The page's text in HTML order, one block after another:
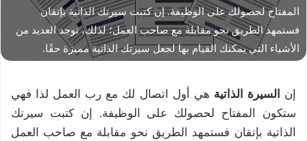
المفتاح لحصولك على الوظيفة. إن كتبت سيرتك الذاتية بإتقان
فستمهد الطريق نحو مقابلة مع صاحب العمل؛ لذلك، توجد العديد من
الأشياء التي يمكنك القيام بها لجعل سيرتك الذاتية مميزة حقًا.
إن السيرة الذاتية هي أول اتصال لك مع رب العمل لذا فهي
ستكون المفتاح لحصولك على الوظيفة. إن كتبت سيرتك
الذاتية بإتقان فستمهد الطريق نحو مقابلة مع صاحب العمل